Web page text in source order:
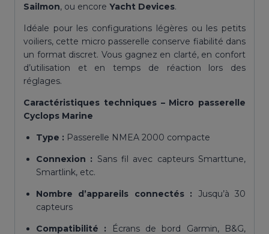
Sailmon, ou encore Yacht Devices.
Idéale pour les configurations légères ou les petits
voiliers, cette micro passerelle conserve fiabilité dans
un format discret. Vous gagnez en clarté, en confort
d’utilisation et en temps de réaction lors des
réglages.
Caractéristiques techniques – Micro passerelle
Cyclops Marine
Type : Passerelle NMEA 2000 compacte
Connexion : Sans fil avec capteurs Smarttune,
Smartlink, etc.
Nombre d’appareils connectés : Jusqu’à 30
capteurs
Compatibilité : Écrans de bord Garmin, B&G,